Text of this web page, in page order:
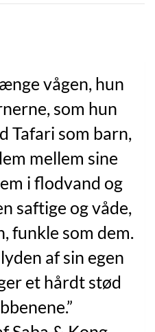
vågen, hun
som hun
Tafari som barn,
mellem sine
i flodvand og
saftige og våde,
funkle som dem.
af sin egen
et hårdt stød